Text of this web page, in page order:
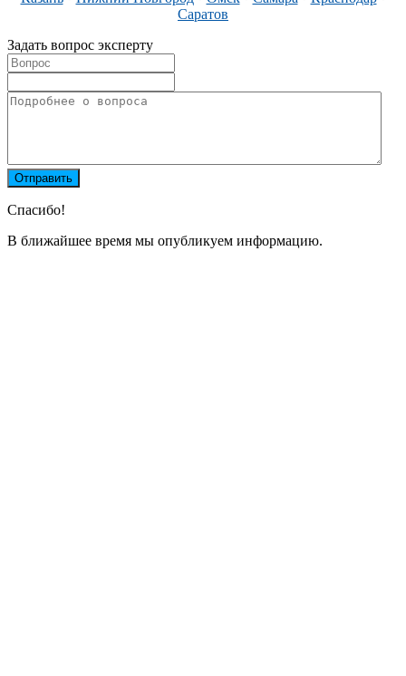
Саратов
Задать вопрос эксперту
Спасибо!
В ближайшее время мы опубликуем информацию.